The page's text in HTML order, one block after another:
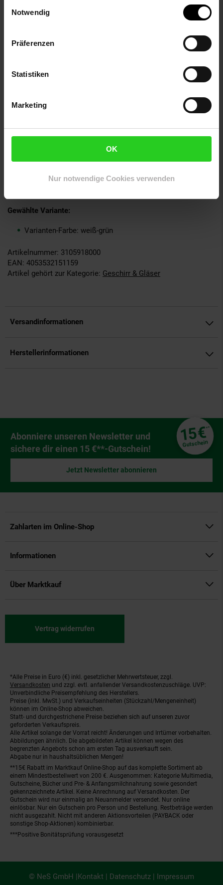
Notwendig
Präferenzen
Statistiken
Marketing
OK
Nur notwendige Cookies verwenden
Durchmesser (cm): 19.0
Farbe: weiß-grün
Verantwortliche Person für die EU: Ritzenhoff & Breker
GmbH & Co. KG, Industriestraße 21, 33014 Bad Driburg,
Produkttyp: Dessertteller
Kollektion Serie: EVORA
Set-Größe: 6er Set
Gewählte Variante:
Varianten-Farbe: weiß-grün
Artikelnummer: 3105918000
EAN: 4053532151159
Artikel gehört zur Kategorie: Geschirr & Gläser
Versandinformationen
Herstellerinformationen
Newsletter Anmeldung
Abonniere unseren Newsletter und
sichere dir einen 15 €**-Gutschein!
15€**
Gutschein
Jetzt Newsletter abonnieren
Zahlarten im Online-Shop
Informationen
Über Marktkauf
Vertrag widerrufen
Fußnoten
*Alle Preise in Euro (€) inkl. gesetzlicher Mehrwertsteuer, zzgl.
Versandkosten und zzgl. evtl. anfallender Versandkostenzuschläge. UVP:
Unverbindliche Preisempfehlung des Herstellers.
Preise (inkl. MwSt.) und Verkaufseinheiten (Stückzahl/Mengeneinheit)
können im Online-Shop abweichen.
Statt- und durchgestrichene Preise beziehen sich auf unseren zuvor
geforderten Verkaufspreis.
Alle Artikel solange der Vorrat reicht! Änderungen und Irrtümer vorbehalten.
Abbildungen ähnlich. Die abgebildeten Artikel können wegen des
begrenzten Angebots schon am ersten Tag ausverkauft sein.
Abgabe nur in haushaltsüblichen Mengen!
**15€ Rabatt im Marktkauf Online-Shop auf das komplette Sortiment ab
einem Mindestbestellwert von 200 €. Ausgenommen: Kategorie Multimedia,
Gutscheine, Bücher und Pre- & Anfangsmilchnahrung sowie gesondert
gekennzeichnete Artikel. Keine Anrechnung auf Versandkosten. Der
Gutschein wird nur einmalig an Neuanmelder versendet. Nur online
einlösbar. Nur ein Gutschein pro Person und Bestellung. Restbeträge werden
nicht ausgezahlt. Nicht mit anderen Aktionsvorteilen (PAYBACK oder
sonstige Shop-Aktionen) kombinierbar.
***Positive Bonitätsprüfung vorausgesetzt
© NeS GmbH | Kontakt Datenschutz Impressum